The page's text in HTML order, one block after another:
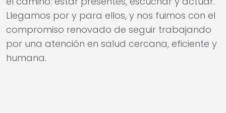
Llegamos por y para ellos, y nos fuimos con el
compromiso renovado de seguir trabajando
por una atención en salud cercana, eficiente y
humana.